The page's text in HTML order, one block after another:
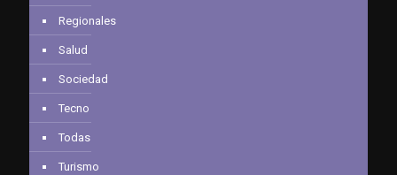
Regionales
Salud
Sociedad
Tecno
Todas
Turismo